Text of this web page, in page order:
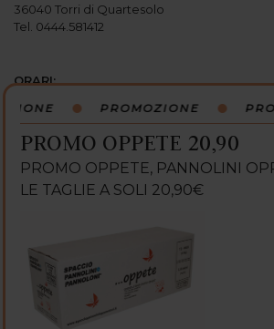
36040 Torri di Quartesolo
Tel. 0444.581412
ORARI:
Martedi: 9 :00-12:30 / 15:00-19:30
Giovedi: 9:00-12:30 / 15 :00-19: 30
Venerdi: 9:00-12:30 / 15:00-19:30
Sabato: 9:00-13:00 / 15:00-19:30
SEGUICI SU:
PROMOZIONE
PROMO OPPETE 20,90
PROMO OPPETE, PANNOLINI
LE TAGLIE A SOLI 20,90€